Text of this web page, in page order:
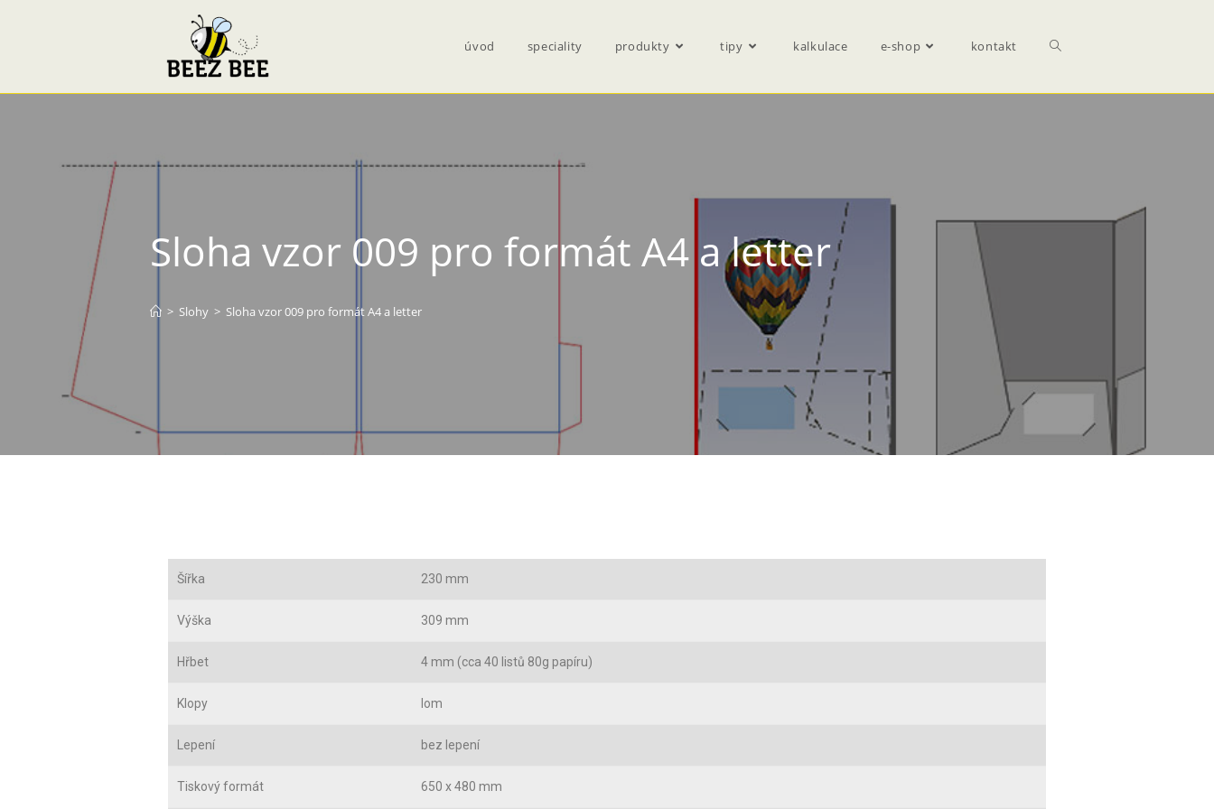
úvod speciality produkty tipy kalkulace e-shop kontakt
Sloha vzor 009 pro formát A4 a letter
> Slohy > Sloha vzor 009 pro formát A4 a letter
Šířka 230 mm
Výška 309 mm
Hřbet 4 mm (cca 40 listů 80g papíru)
Klopy lom
Lepení bez lepení
Tiskový formát 650 x 480 mm